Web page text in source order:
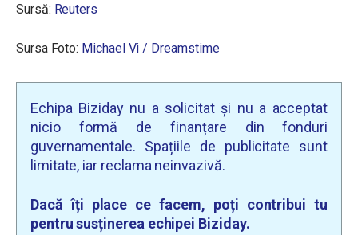
Sursă: Reuters
Sursa Foto: Michael Vi / Dreamstime
Echipa Biziday nu a solicitat și nu a acceptat
nicio formă de finanțare din fonduri
guvernamentale. Spațiile de publicitate sunt
limitate, iar reclama neinvazivă.
Dacă îți place ce facem, poți contribui tu
pentru susținerea echipei Biziday.